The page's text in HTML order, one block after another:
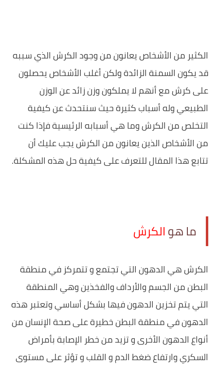
‏الكثير من الأشخاص يعانون من وجود الكرش الذي سببه
قد يكون السمنة الزائدة ولكن أغلب الأشخاص يحصلون
على كرش مع أنهم لا يملكون وزن زائد عن الوزن
الطبيعي وله أسباب كثيرة حيث سنتحدث عن كيفية
التخلص من الكرش وما هي أسبابه الرئيسية فإذا كنت
من الأشخاص الذين يعانون من الكرش يجب عليك أن
تتابع هذا المقال للتعرف على كيفية حل هذه المشكلة.
ما هوالكرش
الكرش هي الدهون التي تجتمع و تتمركز في منطقة
البطن من الجسم والأرداف والفخذين وهي المنطقة
التي يتم تخزين الدهون فيها بشكل أساسي وتعتبر هذه
الدهون في منطقة البطن خطيرة على صحة الإنسان من
أنواع الدهون الأخرى و تزيد من خطر الإصابة بأمراض
السكري وارتفاع ضغط الدم و القلب و تؤثر على مستوى